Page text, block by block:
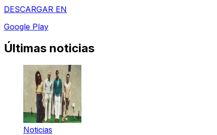
DESCARGAR EN
Google Play
Últimas noticias
Noticias